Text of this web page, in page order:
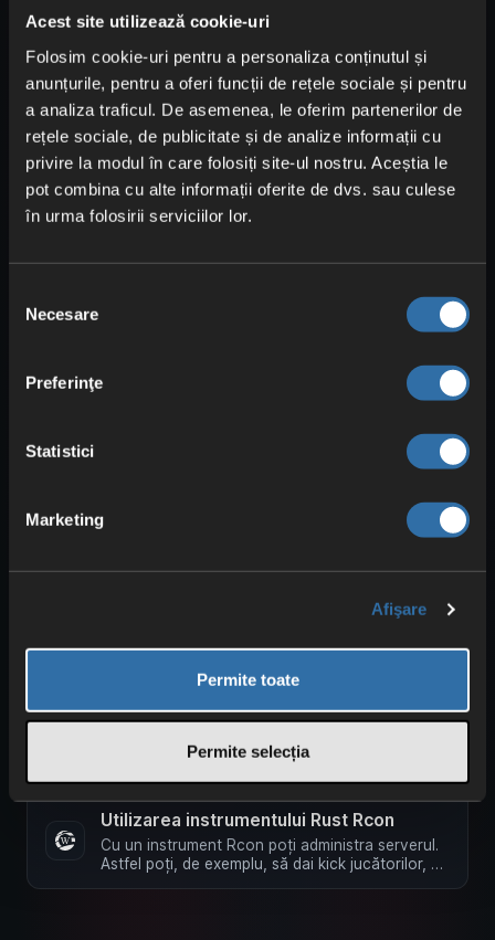
Acest site utilizează cookie-uri
Folosim cookie-uri pentru a personaliza conținutul și
anunțurile, pentru a oferi funcții de rețele sociale și pentru
a analiza traficul. De asemenea, le oferim partenerilor de
rețele sociale, de publicitate și de analize informații cu
privire la modul în care folosiți site-ul nostru. Aceștia le
pot combina cu alte informații oferite de dvs. sau culese
în urma folosirii serviciilor lor.
consimțământului
Necesare
Preferinţe
Statistici
Marketing
Afişare
Permite toate
Permite selecția
Notă: În prezent, lista albă (whitelist) integrată în
Rust nu este funcțională. Acest tutorial
presupune că ai activat …
Cum instalez moduri pe serverul meu
Rust
Îți explicăm în acest articol cum poți instala
moduri pe serverul tău Rust. Mai întâi, asigură-te
că pluginul Oxide este …
Îți explicăm în acest articol cum poți descărca
Notă: Ai nevoie de SteamID64, pe care o poți
obține, printre altele, aici: https://steamid.io În
În modul Basic sub Basic Config -> Setări
Schimbă numele serverului în Rust
din interfața web. În modul Basic În interfața
Utilizarea instrumentului Rust Rcon
Cu un instrument Rcon poți administra serverul.
Astfel poți, de exemplu, să dai kick jucătorilor, să